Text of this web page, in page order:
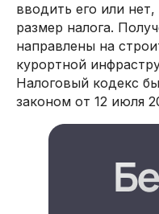
вводить его или
размер налога.
направлены на
курортной
Налоговый кодекс
законом от 12 июля